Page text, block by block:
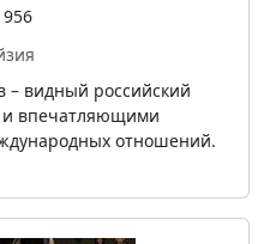
– видный российский
и впечатляющими
отношений.